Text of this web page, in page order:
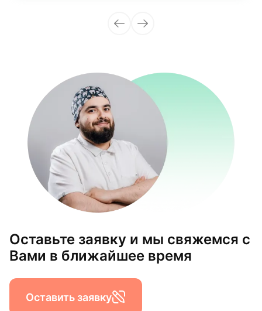
Оставьте заявку и мы свяжемся с
Вами в ближайшее время
Оставить заявку